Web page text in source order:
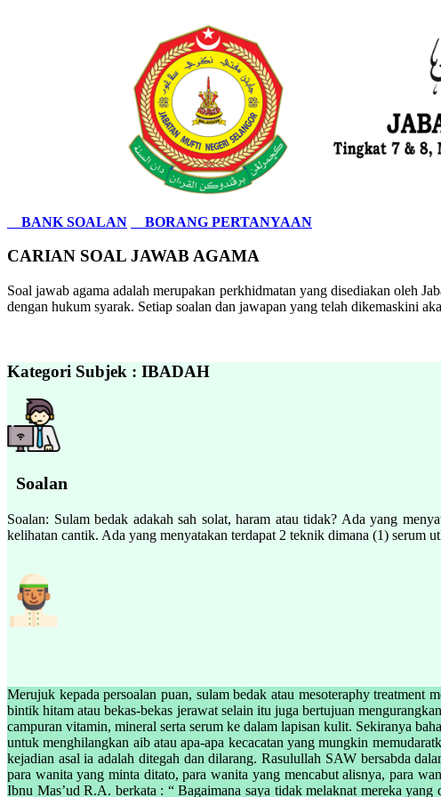
BANK SOALAN BORANG PERTANYAAN
CARIAN SOAL JAWAB AGAMA
Soal jawab agama adalah merupakan perkhidmatan yang disediakan oleh
dengan hukum syarak. Setiap soalan dan jawapan yang telah dikemaskini
Kategori Subjek : IBADAH
Soalan
Soalan: Sulam bedak adakah sah solat, haram atau tidak? Ada yang
kelihatan cantik. Ada yang menyatakan terdapat 2 teknik dimana (1)
Merujuk kepada persoalan puan, sulam bedak atau mesoteraphy
bintik hitam atau bekas-bekas jerawat selain itu juga bertujuan
campuran vitamin, mineral serta serum ke dalam lapisan kulit. Sekiranya
untuk menghilangkan aib atau apa-apa kecacatan yang mungkin
kejadian asal ia adalah ditegah dan dilarang. Rasulullah SAW bersabda
para wanita yang minta ditato, para wanita yang mencabut alisnya, para
Ibnu Mas’ud R.A. berkata : “ Bagaimana saya tidak melaknat mereka